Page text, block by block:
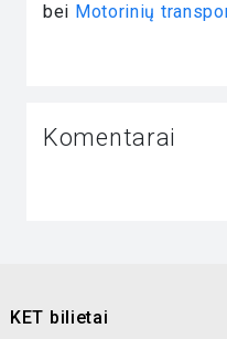
bei Motorinių
Komentarai
KET bilietai